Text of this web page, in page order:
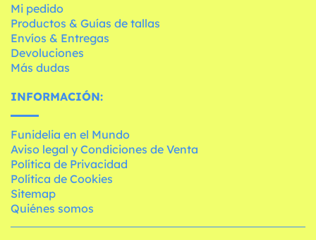
Mi pedido
Productos & Guías de tallas
Envíos & Entregas
Devoluciones
Más dudas
INFORMACIÓN:
Funidelia en el Mundo
Aviso legal y Condiciones de Venta
Política de Privacidad
Política de Cookies
Sitemap
Quiénes somos